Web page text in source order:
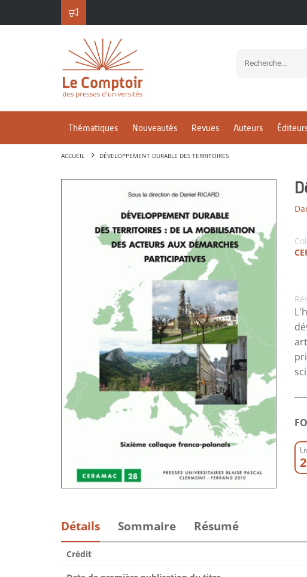
Thématiques Nouveautés Revues Auteurs
ACCUEIL DÉVELOPPEMENT DURABLE DES TERRITOIRES
Détails Sommaire Résumé
Crédit